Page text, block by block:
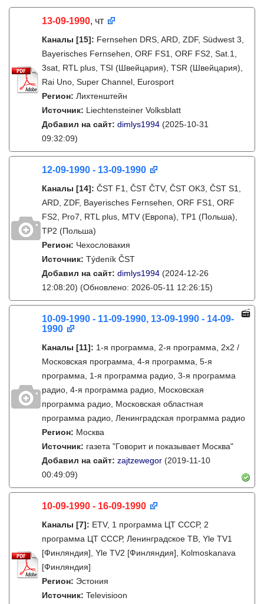
13-09-1990, чт
Каналы [15]: Fernsehen DRS, ARD, ZDF, Südwest 3,
Bayerisches Fernsehen, ORF FS1, ORF FS2, Sat.1,
3sat, RTL plus, TSI (Швейцария), TSR (Швейцария),
Rai Uno, Super Channel, Eurosport
Регион: Лихтенштейн
Источник: Liechtensteiner Volksblatt
Добавил на сайт: dimlys1994 (2025-10-31
09:32:09)
12-09-1990 - 13-09-1990
Каналы [14]: ČST F1, ČST ČTV, ČST OK3, ČST S1,
ARD, ZDF, Bayerisches Fernsehen, ORF FS1, ORF
FS2, Pro7, RTL plus, MTV (Европа), TP1 (Польша),
TP2 (Польша)
Регион: Чехословакия
Источник: Týdeník ČST
Добавил на сайт: dimlys1994 (2024-12-26
12:08:20) (Обновлено: 2026-05-11 12:26:15)
10-09-1990 - 11-09-1990, 13-09-1990 - 14-09-
1990
Каналы [11]: 1-я программа, 2-я программа, 2х2 /
Московская программа, 4-я программа, 5-я
программа, 1-я программа радио, 3-я программа
радио, 4-я программа радио, Московская
программа радио, Московская областная
программа радио, Ленинградская программа радио
Регион: Москва
Источник: газета "Говорит и показывает Москва"
Добавил на сайт: zajtzewegor (2019-11-10
00:49:09)
10-09-1990 - 16-09-1990
Каналы [7]: ETV, 1 программа ЦТ СССР, 2
программа ЦТ СССР, Ленинградское ТВ, Yle TV1
[Финляндия], Yle TV2 [Финляндия], Kolmoskanava
[Финляндия]
Регион: Эстония
Источник: Televisioon